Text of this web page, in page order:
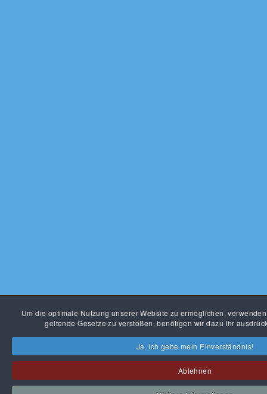
Um die optimale Nutzung unserer Website zu ermöglichen,
geltende Gesetze zu verstoßen, benötigen wir dazu Ihr
Ja, ich gebe mein Einverständnis!
Ablehnen